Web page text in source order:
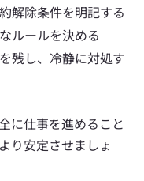
解除条件を明記する
ルールを決める
残し、冷静に対処す
に仕事を進めること
り安定させましょ